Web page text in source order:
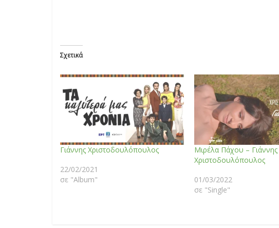
Σχετικά
Γιάννης Χριστοδουλόπουλος
22/02/2021
σε "Album"
Μιρέλα Πάχου – Γιάννης
Χριστοδουλόπουλος
01/03/2022
σε "Single"